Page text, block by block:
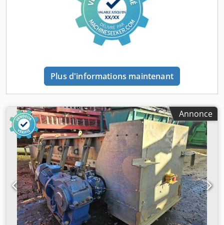
Plus d'informations maintenant
Annonce